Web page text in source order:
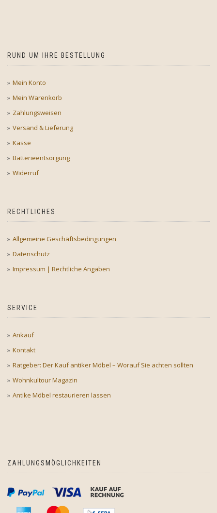
RUND UM IHRE BESTELLUNG
Mein Konto
Mein Warenkorb
Zahlungsweisen
Versand & Lieferung
Kasse
Batterieentsorgung
Widerruf
RECHTLICHES
Allgemeine Geschäftsbedingungen
Datenschutz
Impressum | Rechtliche Angaben
SERVICE
Ankauf
Kontakt
Ratgeber: Der Kauf antiker Möbel – Worauf Sie achten sollten
Wohnkultour Magazin
Antike Möbel restaurieren lassen
ZAHLUNGSMÖGLICHKEITEN